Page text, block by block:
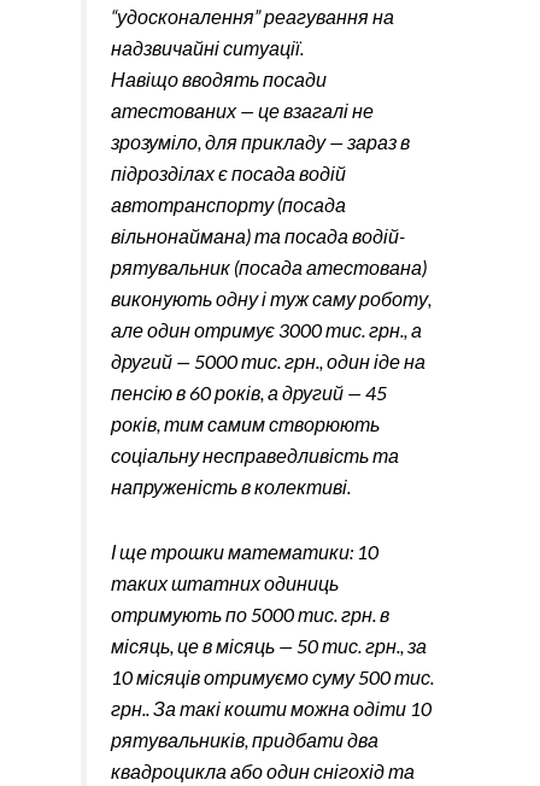
“удосконалення” реагування на
надзвичайні ситуації.
Навіщо вводять посади
атестованих — це взагалі не
зрозуміло, для прикладу — зараз в
підрозділах є посада водій
автотранспорту (посада
вільнонаймана) та посада водій-
рятувальник (посада атестована)
виконують одну і туж саму роботу,
але один отримує 3000 тис. грн., а
другий — 5000 тис. грн., один іде на
пенсію в 60 років, а другий — 45
років, тим самим створюють
соціальну несправедливість та
напруженість в колективі.
І ще трошки математики: 10
таких штатних одиниць
отримують по 5000 тис. грн. в
місяць, це в місяць — 50 тис. грн., за
10 місяців отримуємо суму 500 тис.
грн.. За такі кошти можна одіти 10
рятувальників, придбати два
квадроцикла або один снігохід та